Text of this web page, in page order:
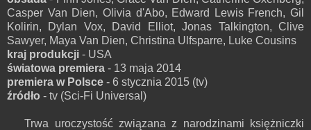
Casper Van Dien, Olivia d'Abo, Edward Lewis French, Gil
Kolirin, Dylan Vox, David Elliot, Jonas Talkington, Clive
Sawyer, Maya Van Dien, Christina Ulfsparre, Luke Cousins
kraj produkcji - USA
światowa premiera - 13 maja 2014
premiera w Polsce - 6 stycznia 2015 (tv)
źródło - tv (Sci-Fi Universal)
Trwa uroczystość związana z narodzinami księżniczki